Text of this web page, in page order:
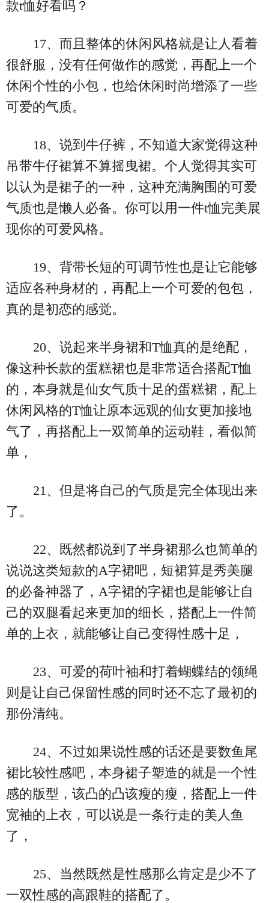
款t恤好看吗？
17、而且整体的休闲风格就是让人看着
很舒服，没有任何做作的感觉，再配上一个
休闲个性的小包，也给休闲时尚增添了一些
可爱的气质。
18、说到牛仔裤，不知道大家觉得这种
吊带牛仔裙算不算摇曳裙。个人觉得其实可
以认为是裙子的一种，这种充满胸围的可爱
气质也是懒人必备。你可以用一件t恤完美展
现你的可爱风格。
19、背带长短的可调节性也是让它能够
适应各种身材的，再配上一个可爱的包包，
真的是初恋的感觉。
20、说起来半身裙和T恤真的是绝配，
像这种长款的蛋糕裙也是非常适合搭配T恤
的，本身就是仙女气质十足的蛋糕裙，配上
休闲风格的T恤让原本远观的仙女更加接地
气了，再搭配上一双简单的运动鞋，看似简
单，
21、但是将自己的气质是完全体现出来
了。
22、既然都说到了半身裙那么也简单的
说说这类短款的A字裙吧，短裙算是秀美腿
的必备神器了，A字裙的字裙也是能够让自
己的双腿看起来更加的细长，搭配上一件简
单的上衣，就能够让自己变得性感十足，
23、可爱的荷叶袖和打着蝴蝶结的领绳
则是让自己保留性感的同时还不忘了最初的
那份清纯。
24、不过如果说性感的话还是要数鱼尾
裙比较性感吧，本身裙子塑造的就是一个性
感的版型，该凸的凸该瘦的瘦，搭配上一件
宽袖的上衣，可以说是一条行走的美人鱼
了，
25、当然既然是性感那么肯定是少不了
一双性感的高跟鞋的搭配了。